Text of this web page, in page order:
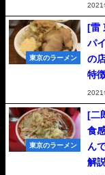
2021
東京のラーメン
[雷
パ
の
特徴
2021
東京のラーメン
[二
食
ん
解